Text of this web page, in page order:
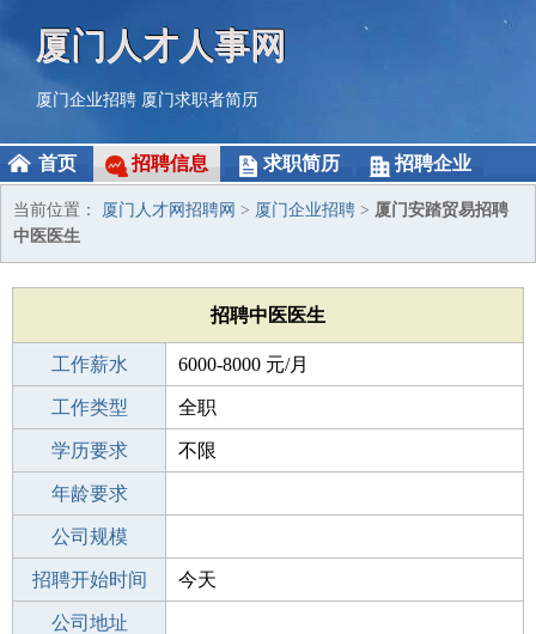
厦门人才人事网
厦门企业招聘 厦门求职者简历
首页 招聘信息 求职简历 招聘企业
当前位置： 厦门人才网招聘网 > 厦门企业招聘 > 厦门安踏贸易招聘
中医医生
招聘中医医生
工作薪水 6000-8000 元/月
招聘人数 1人
工作类型 全职
性别要求 -
学历要求 不限
工作经验
年龄要求
工作地点
公司规模
公司电话
招聘开始时间 今天
招聘结束时间
公司地址